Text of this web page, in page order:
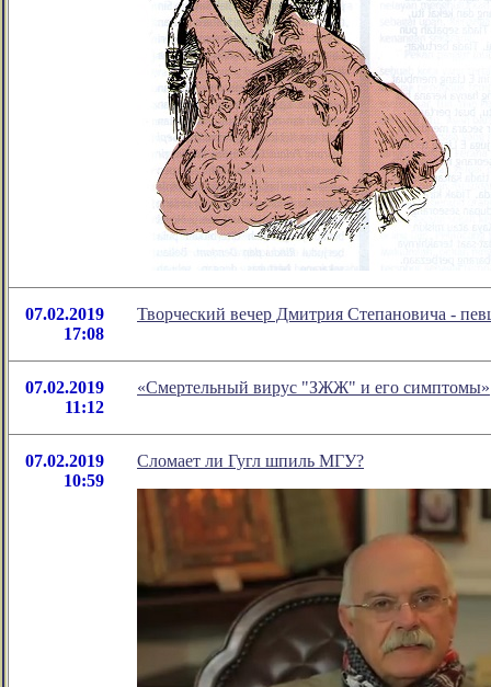
07.02.2019
17:08
Творческий вечер Дмитрия Степановича -
07.02.2019
11:12
«Смертельный вирус "ЗЖЖ" и его симптомы»
07.02.2019
10:59
Сломает ли Гугл шпиль МГУ?